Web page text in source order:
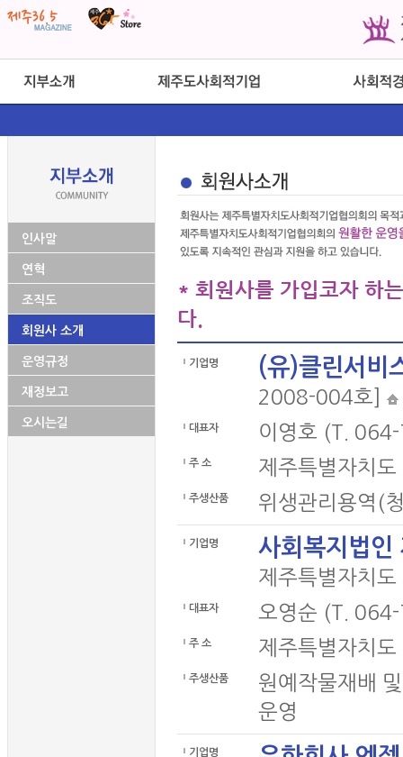
인사말
연혁
조직도
회원사 소개
운영규정
재정보고
오시는길
* 회원사를 가입코자 하
다.
기업명 (유)클린서비
2008-004호]
대표자 이영호 (T.
주 소 제주특별자치
주생산품 위생관리용역(
기업명 사회복지법인
제주특별자치
대표자 오영순 (T.
주 소 제주특별자치
주생산품
원예작물재배
운영
기업명